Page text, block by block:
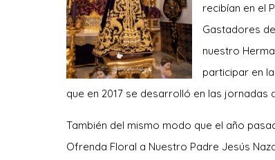
recibían en el
Gastadores
nuestro
participar en
que en 2017 se desarrolló en las jornadas
También del mismo modo que el año
Ofrenda Floral a Nuestro Padre Jesús